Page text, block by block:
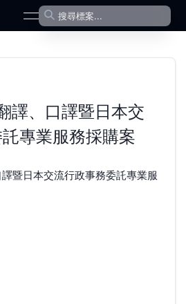
open navigation menu
譯、口譯暨日本交
專業服務採購案
暨日本交流行政事務委託專業服